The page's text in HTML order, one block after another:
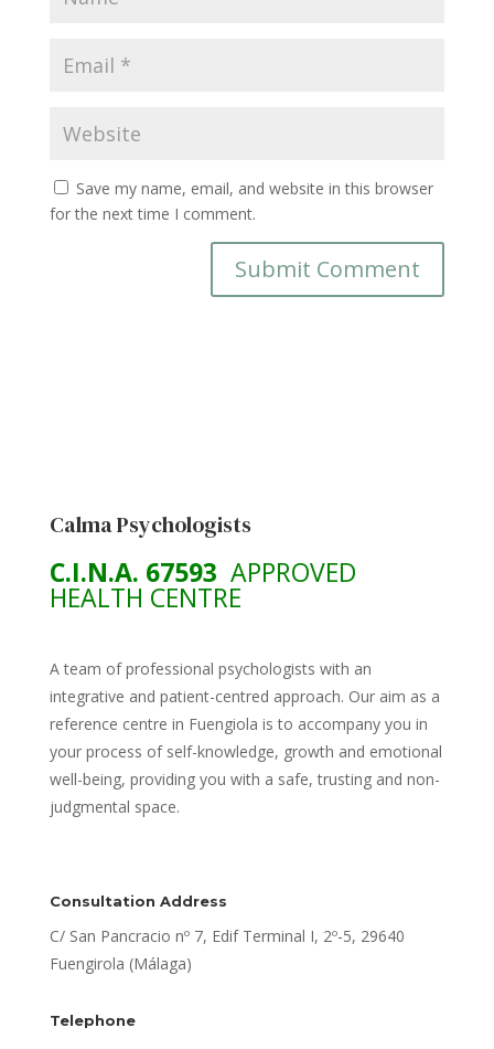
Save my name, email, and website in this browser
for the next time I comment.
Calma Psychologists
C.I.N.A. 67593 APPROVED
HEALTH CENTRE
A team of professional psychologists with an
integrative and patient-centred approach. Our aim as a
reference centre in Fuengiola is to accompany you in
your process of self-knowledge, growth and emotional
well-being, providing you with a safe, trusting and non-
judgmental space.
Consultation Address
C/ San Pancracio nº 7, Edif Terminal I, 2º-5, 29640
Fuengirola (Málaga)
Telephone